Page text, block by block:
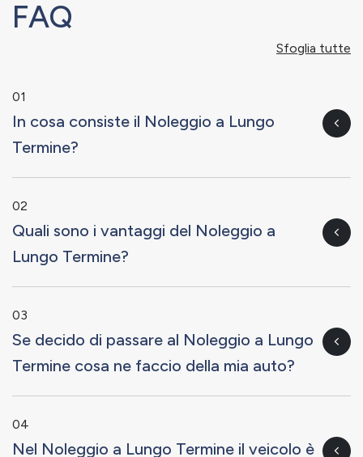
FAQ
Sfoglia tutte
01
In cosa consiste il Noleggio a Lungo
Termine?
02
Quali sono i vantaggi del Noleggio a
Lungo Termine?
03
Se decido di passare al Noleggio a Lungo
Termine cosa ne faccio della mia auto?
04
Nel Noleggio a Lungo Termine il veicolo è